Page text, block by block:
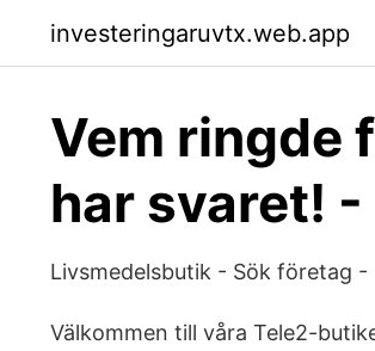
investeringaruvtx.web.app
Vem ringde
har svaret! -
Livsmedelsbutik - Sök företag -
Välkommen till våra Tele2-